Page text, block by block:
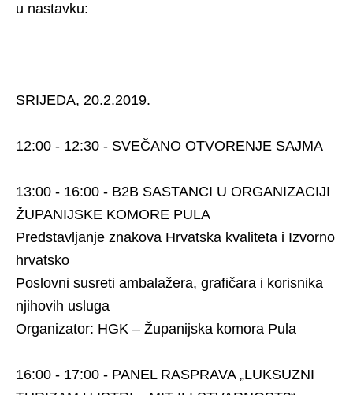
u nastavku:
SRIJEDA, 20.2.2019.
12:00 - 12:30 - SVEČANO OTVORENJE SAJMA
13:00 - 16:00 - B2B SASTANCI U ORGANIZACIJI
ŽUPANIJSKE KOMORE PULA
Predstavljanje znakova Hrvatska kvaliteta i Izvorno
hrvatsko
Poslovni susreti ambalažera, grafičara i korisnika
njihovih usluga
Organizator: HGK – Županijska komora Pula
16:00 - 17:00 - PANEL RASPRAVA „LUKSUZNI